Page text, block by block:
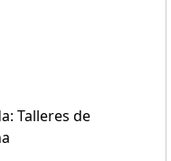
Talleres de